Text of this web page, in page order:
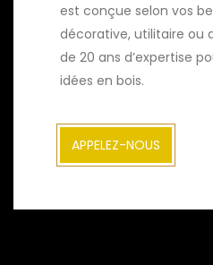
est conçue selon vos
décorative, utilitaire ou
de 20 ans d’expertise
idées en bois.
APPELEZ-NOUS